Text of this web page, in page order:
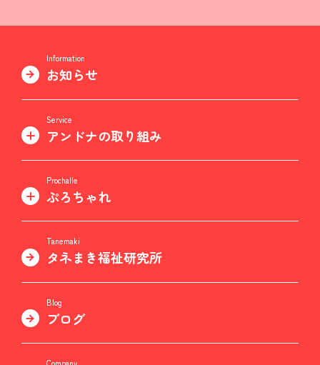
Information
お知らせ
Service
アンドナの取り組み
Prochalle
ぷろちゃれ
Tanemaki
タネまき福祉研究所
Blog
ブログ